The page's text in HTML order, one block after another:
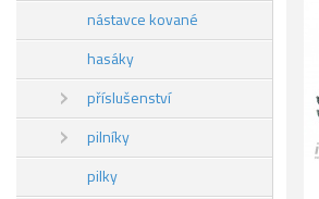
nástavce kované
hasáky
příslušenství
pilníky
pilky